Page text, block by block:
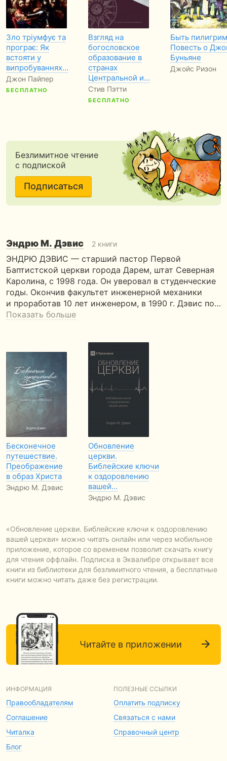
Зло тріумфує та
програє: Як
встояти у
випробуваннях…
Джон Пайпер
БЕСПЛАТНО
Взгляд на
богословское
образование в
странах
Центральной и…
Стив Пэтти
БЕСПЛАТНО
Быть
Повесть о
Буньяне
Джойс Ризон
Безлимитное чтение
с подпиской
Подписаться
Эндрю М. Дэвис 2 книги
ЭНДРЮ ДЭВИС — старший пастор Первой
Баптистской церкви города Дарем, штат Северная
Каролина, с 1998 года. Он уверовал в студенческие
годы. Окончив факультет инженерной механики
и проработав 10 лет инженером, в 1990 г. Дэвис по…
Показать больше
Бесконечное
путешествие.
Преображение
в образ Христа
Эндрю М. Дэвис
Обновление
церкви.
Библейские ключи
к оздоровлению
вашей…
Эндрю М. Дэвис
«Обновление церкви. Библейские ключи к оздоровлению
вашей церкви» можно читать онлайн или через мобильное
приложение, которое со временем позволит скачать книгу
для чтения оффлайн. Подписка в Эквалибре открывает все
книги из библиотеки для безлимитного чтения, а бесплатные
книги можно читать даже без регистрации.
Читайте в приложении
ИНФОРМАЦИЯ
Правообладателям
Соглашение
Читалка
Блог
ПОЛЕЗНЫЕ ССЫЛКИ
Оплатить подписку
Связаться с нами
Справочный центр